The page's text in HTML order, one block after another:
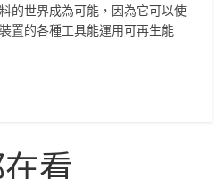
的世界成為可能，因為它可以使
置的各種工具能運用可再生能
看